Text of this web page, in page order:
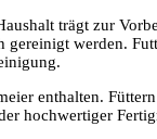
trägt zur
werden.
enthalten.
hochwertiger